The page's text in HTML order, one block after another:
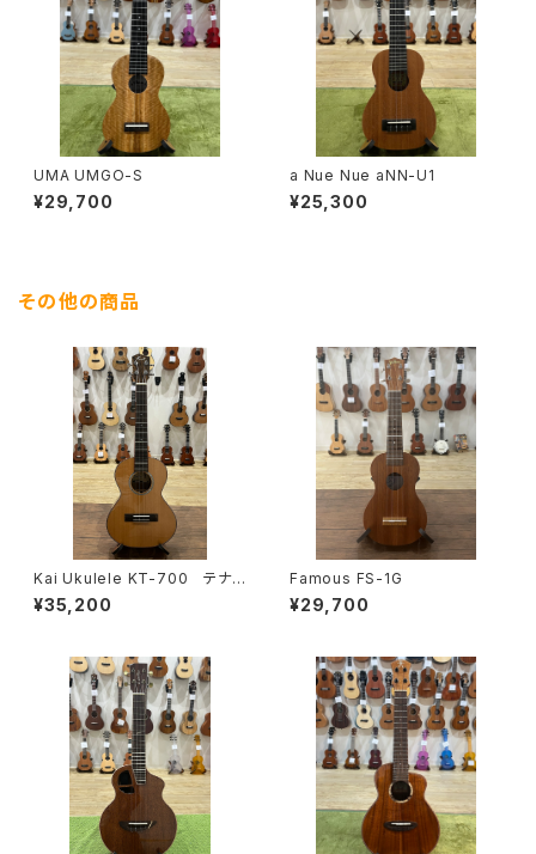
UMA UMGO-S
¥29,700
a Nue Nue aNN-U1
¥25,300
その他の商品
Kai Ukulele KT-700 テナ
ーサイズ
¥35,200
Famous FS-1G
¥29,700